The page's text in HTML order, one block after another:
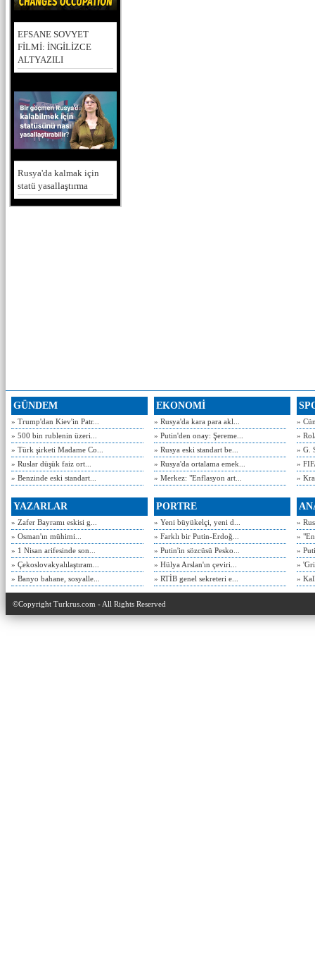
EFSANE SOVYET
FİLMİ: İNGİLİZCE
ALTYAZILI
Rusya'da kalmak için
statü yasallaştırma
GÜNDEM
» Trump'dan Kiev'in Patr...
» 500 bin rublenin üzeri...
» Türk şirketi Madame Co...
» Ruslar düşük faiz ort...
» Benzinde eski standart...
EKONOMİ
» Rusya'da kara para akl...
» Putin'den onay: Şereme...
» Rusya eski standart be...
» Rusya'da ortalama emek...
» Merkez: "Enflasyon art...
»
»
» G.
»
»
YAZARLAR
» Zafer Bayramı eskisi g...
» Osman'ın mühimi...
» 1 Nisan arifesinde son...
» Çekoslovakyalılaştıram...
» Banyo bahane, sosyalle...
PORTRE
» Yeni büyükelçi, yeni d...
» Farklı bir Putin-Erdoğ...
» Putin'in sözcüsü Pesko...
» Hülya Arslan'ın çeviri...
» RTİB genel sekreteri e...
»
»
»
»
»
©Copyright Turkrus.com - All Rights Reserved